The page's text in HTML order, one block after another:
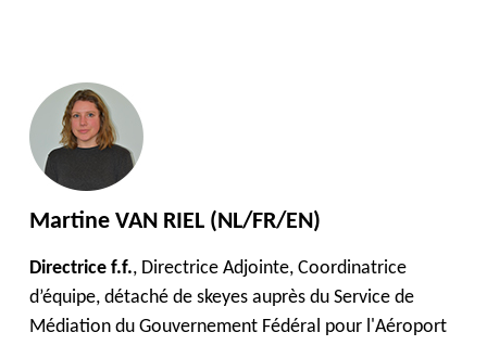
Martine VAN RIEL (NL/FR/EN)
Directrice f.f., Directrice Adjointe, Coordinatrice
d’équipe, détaché de skeyes auprès du Service de
Médiation du Gouvernement Fédéral pour l'Aéroport